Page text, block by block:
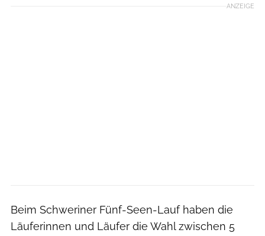
ANZEIGE
Beim Schweriner Fünf-Seen-Lauf haben die
Läuferinnen und Läufer die Wahl zwischen 5